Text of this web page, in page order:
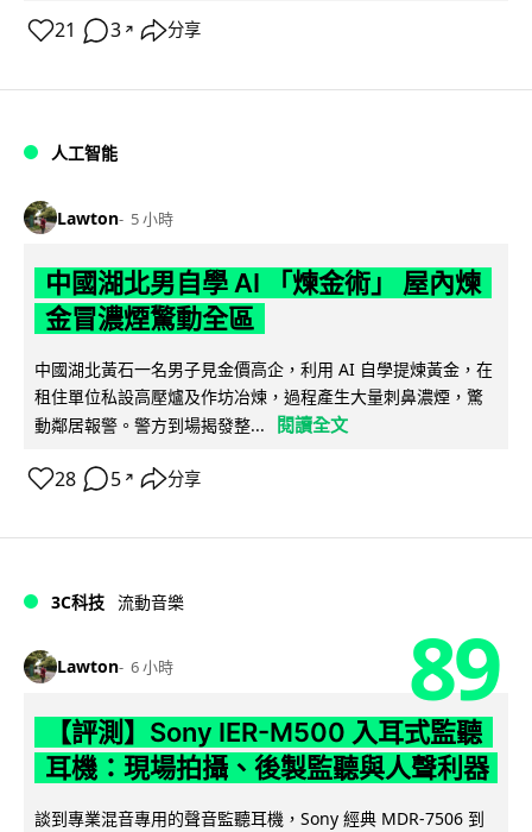
21 3 ↗ 分享
人工智能
Lawton 5 小時
中國湖北男自學 AI 「煉金術」 屋內煉
金冒濃煙驚動全區
中國湖北黃石一名男子見金價高企，利用 AI 自學提煉黃金，在
租住單位私設高壓爐及作坊冶煉，過程產生大量刺鼻濃煙，驚
動鄰居報警。警方到場揭發整...
閱讀全文
28 5 ↗ 分享
3C科技 流動音樂
Lawton 6 小時 89
【評測】Sony IER-M500 入耳式監聽
耳機：現場拍攝、後製監聽與人聲利器
談到專業混音專用的聲音監聽耳機，Sony 經典 MDR-7506 到